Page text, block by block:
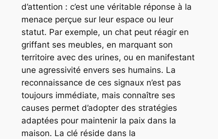
d’attention : c’est une véritable réponse à la
menace perçue sur leur espace ou leur
statut. Par exemple, un chat peut réagir en
griffant ses meubles, en marquant son
territoire avec des urines, ou en manifestant
une agressivité envers ses humains. La
reconnaissance de ces signaux n’est pas
toujours immédiate, mais connaître ses
causes permet d’adopter des stratégies
adaptées pour maintenir la paix dans la
maison. La clé réside dans la